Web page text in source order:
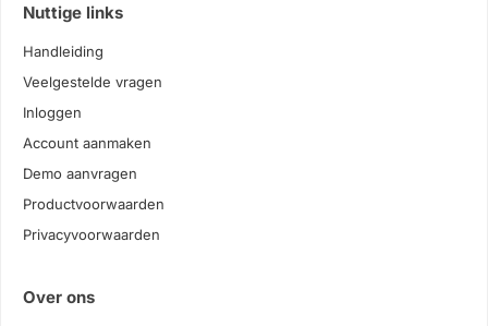
Nuttige links
Handleiding
Veelgestelde vragen
Inloggen
Account aanmaken
Demo aanvragen
Productvoorwaarden
Privacyvoorwaarden
Over ons